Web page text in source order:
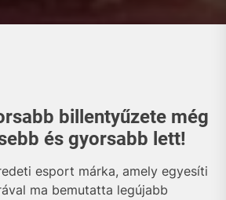
billentyűzete még
és gyorsabb lett!
esport márka, amely egyesíti
ma bemutatta legújabb